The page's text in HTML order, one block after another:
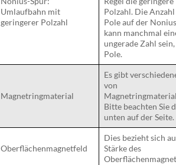
Umlaufbahn mit
geringerer Polzahl
Polzahl. Die
Pole auf der
kann manchmal
ungerade Zahl sein,
Pole.
Magnetringmaterial
Es gibt
von
Bitte beachten Sie
unten auf der Seite.
Oberflächenmagnetfeld
Dies bezieht sich
Stärke des